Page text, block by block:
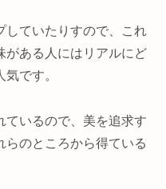
していたりすので、これ
がある人にはリアルにど
です。
ているので、美を追求す
らのところから得ている